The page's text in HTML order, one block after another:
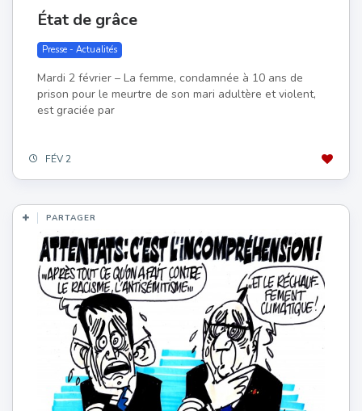
État de grâce
Presse - Actualités
Mardi 2 février – La femme, condamnée à 10 ans de
prison pour le meurtre de son mari adultère et violent,
est graciée par
FÉV 2
PARTAGER